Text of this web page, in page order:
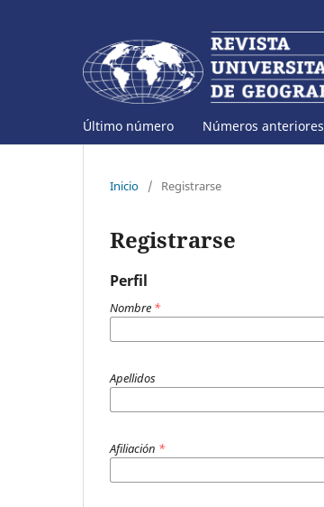
Último número Números anteriores
Inicio / Registrarse
Registrarse
Perfil
Nombre *
Apellidos
Afiliación *